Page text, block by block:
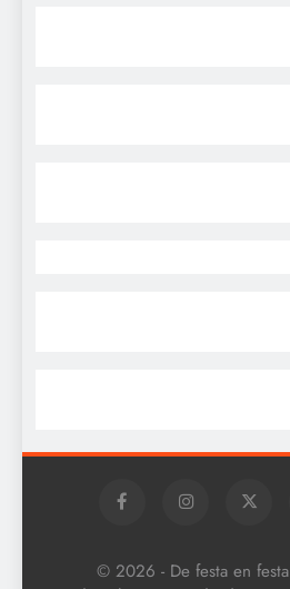
© 2026 - De festa en